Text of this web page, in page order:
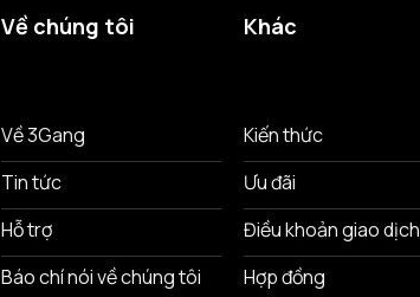
Về chúng tôi
Về 3Gang
Tin tức
Hỗ trợ
Báo chí nói về chúng tôi
Khác
Kiến thức
Ưu đãi
Điều khoản giao dịch
Hợp đồng